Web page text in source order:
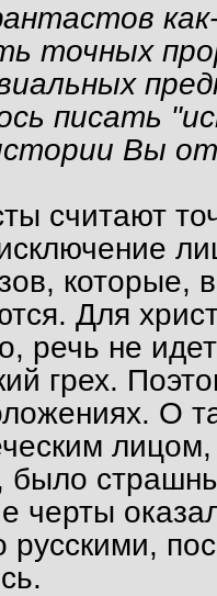
точных
писать
Вы
считают
которые,
Для
речь не
грех.
О
было
черты
русскими,